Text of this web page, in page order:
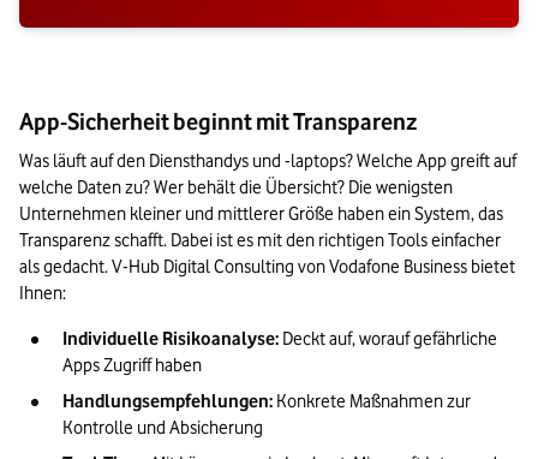
App-Sicherheit beginnt mit Transparenz
Was läuft auf den Diensthandys und -laptops? Welche App greift auf
welche Daten zu? Wer behält die Übersicht? Die wenigsten
Unternehmen kleiner und mittlerer Größe haben ein System, das
Transparenz schafft. Dabei ist es mit den richtigen Tools einfacher
als gedacht. V-Hub Digital Consulting von Vodafone Business bietet
Ihnen:
Individuelle Risikoanalyse: Deckt auf, worauf gefährliche
Apps Zugriff haben
Handlungsempfehlungen: Konkrete Maßnahmen zur
Kontrolle und Absicherung